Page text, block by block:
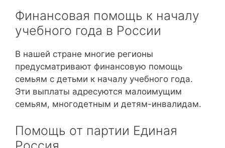
Финансовая помощь к началу
учебного года в России
В нашей стране многие регионы
предусматривают финансовую помощь
семьям с детьми к началу учебного года.
Эти выплаты адресуются малоимущим
семьям, многодетным и детям-инвалидам.
Помощь от партии Единая